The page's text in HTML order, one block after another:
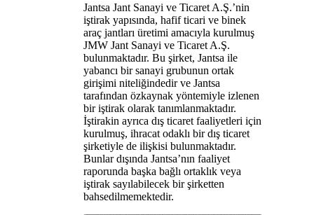
Jantsa Jant Sanayi ve Ticaret A.Ş.’nin
iştirak yapısında, hafif ticari ve binek
araç jantları üretimi amacıyla kurulmuş
JMW Jant Sanayi ve Ticaret A.Ş.
bulunmaktadır. Bu şirket, Jantsa ile
yabancı bir sanayi grubunun ortak
girişimi niteliğindedir ve Jantsa
tarafından özkaynak yöntemiyle izlenen
bir iştirak olarak tanımlanmaktadır.
İştirakin ayrıca dış ticaret faaliyetleri için
kurulmuş, ihracat odaklı bir dış ticaret
şirketiyle de ilişkisi bulunmaktadır.
Bunlar dışında Jantsa’nın faaliyet
raporunda başka bağlı ortaklık veya
iştirak sayılabilecek bir şirketten
bahsedilmemektedir.